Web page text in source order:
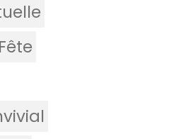
Fête